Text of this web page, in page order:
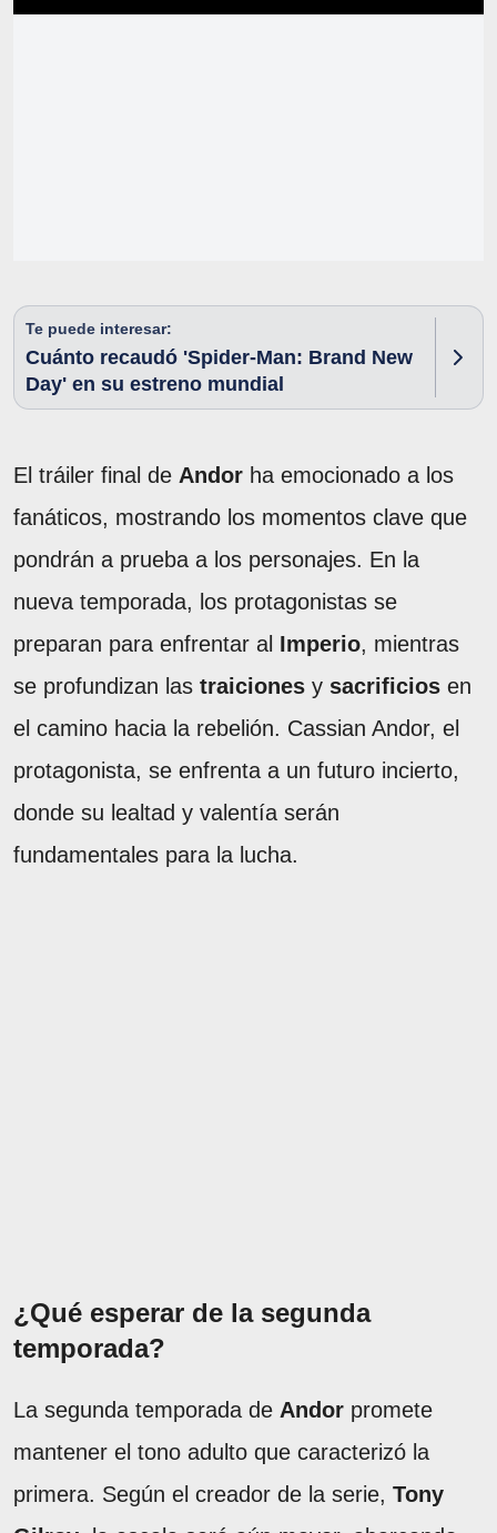
Te puede interesar:
Cuánto recaudó 'Spider-Man: Brand New
Day' en su estreno mundial
El tráiler final de Andor ha emocionado a los
fanáticos, mostrando los momentos clave que
pondrán a prueba a los personajes. En la
nueva temporada, los protagonistas se
preparan para enfrentar al Imperio, mientras
se profundizan las traiciones y sacrificios en
el camino hacia la rebelión. Cassian Andor, el
protagonista, se enfrenta a un futuro incierto,
donde su lealtad y valentía serán
fundamentales para la lucha.
¿Qué esperar de la segunda
temporada?
La segunda temporada de Andor promete
mantener el tono adulto que caracterizó la
primera. Según el creador de la serie, Tony